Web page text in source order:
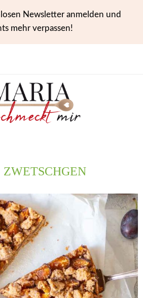
Newsletter anmelden und
mehr verpassen!
ZWETSCHGEN